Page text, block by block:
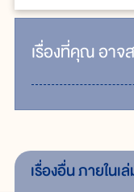
เรื่ิองที่คุณอาจ
เรื่องอื่นภายในเ